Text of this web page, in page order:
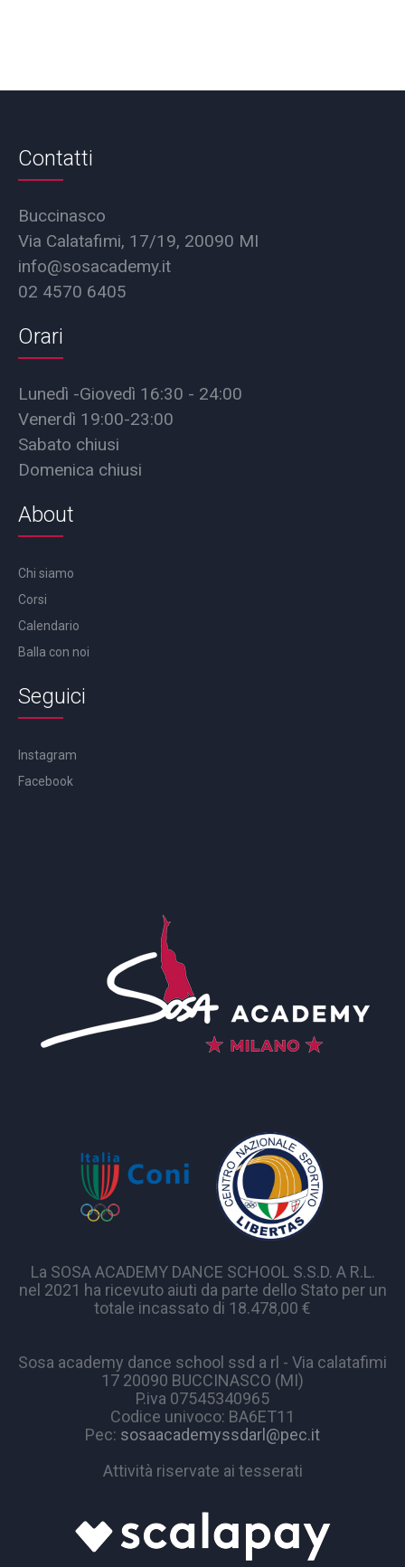
Contatti
Buccinasco
Via Calatafimi, 17/19, 20090 MI
info@sosacademy.it
02 4570 6405
Orari
Lunedì -Giovedì 16:30 - 24:00
Venerdì 19:00-23:00
Sabato chiusi
Domenica chiusi
About
Chi siamo
Corsi
Calendario
Balla con noi
Seguici
Instagram
Facebook
La SOSA ACADEMY DANCE SCHOOL S.S.D. A R.L.
nel 2021 ha ricevuto aiuti da parte dello Stato per un
totale incassato di 18.478,00 €
Sosa academy dance school ssd a rl - Via calatafimi
17 20090 BUCCINASCO (MI)
P.iva 07545340965
Codice univoco: BA6ET11
Pec: sosaacademyssdarl@pec.it
Attività riservate ai tesserati